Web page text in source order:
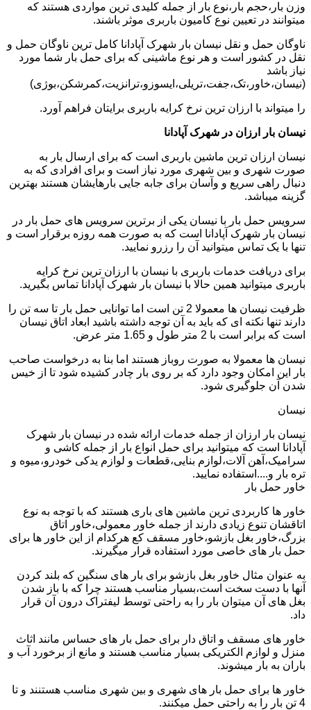
وزن بار،حجم بار،نوع بار از جمله کلیدی ترین مواردی هستند که
میتوانند در تعیین نوع کامیون باربری موثر باشند.
ناوگان حمل و نقل نیسان بار شهرک آپادانا کامل ترین ناوگان حمل و
نقل در کشور است و هر نوع ماشینی که برای حمل بار شما مورد
نیاز باشد
(نیسان،خاور،تک،جفت،تریلی،ایسوزو،ترانزیت،کمرشکن،بوژی)
را میتواند با ارزان ترین نرخ کرایه باربری برایتان فراهم آورد.
نیسان بار ارزان در شهرک آپادانا
نیسان ارزان ترین ماشین باربری است که برای ارسال بار به
صورت شهری و بین شهری مورد نیاز است و برای افرادی که به
دنبال راهی سریع و وآسان برای جابه جایی بارهایشان هستند بهترین
گزینه میباشد.
سرویس حمل بار با نیسان یکی از برترین سرویس های حمل بار در
نیسان بار شهرک آپادانا است که به صورت همه روزه برقرار است و
تنها با یک تماس میتوانید آن را رزرو نمایید.
برای دریافت خدمات باربری با نیسان با ارزان ترین نرخ کرایه
باربری میتوانید همین حالا با نیسان بار شهرک آپادانا تماس بگیرید.
ظرفیت نیسان ها معمولا 2 تن است اما توانایی حمل بار تا سه تن را
دارند تنها نکته ای که باید به آن توجه داشته باشید ابعاد اتاق نیسان
است که برابر است با 2 متر طول و 1.65 متر عرض.
نیسان ها معمولا به صورت روباز هستند اما بنا به درخواست صاحب
بار این امکان وجود دارد که بر روی بار چادر کشیده شود تا از خیس
شدن آن جلوگیری شود.
نیسان
نیسان بار ارزان از جمله خدمات ارائه شده در نیسان بار شهرک
آپادانا است که میتوانید برای حمل انواع بار از جمله کاشی و
سرامیک،آهن آلات،لوازم بنایی،قطعات و لوازم یدکی خودرو،میوه و
تره بار و....استفاده نمایید.
خاور حمل بار
خاور ها کاربردی ترین ماشین های باری هستند که با توجه به نوع
اتاقشان تنوع زیادی دارند از جمله خاور معمولی،خاور اتاق
بزرگ،خاور بغل بازشو،خاور مسقف کع هرکدام از این خاور ها برای
حمل بار های خاصی مورد استفاده قرار میگیرند.
به عنوان مثال خاور بغل بازشو برای بار های سنگین که بلند کردن
آنها با دست سخت است،بسیار مناسب هستند چرا که با باز شدن
بغل های آن میتوان بار را به راحتی توسط لیفتراک درون آن قرار
داد.
خاور های مسقف و اتاق دار برای حمل بار های حساس مانند اثاث
منزل و لوازم الکتریکی بسیار مناسب هستند و مانع از برخورد آب و
باران به بار میشوند.
خاور ها برای حمل بار های شهری و بین شهری مناسب هستنند و تا
4 تن بار را به راحتی حمل میکنند.